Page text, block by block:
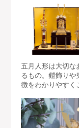
五月人形は大切
るもの。鎧飾り
徴をわかりやすく